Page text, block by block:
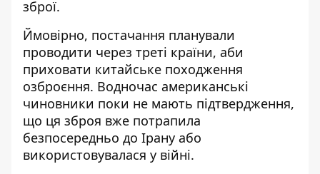
зброї.
Ймовірно, постачання планували
проводити через треті країни, аби
приховати китайське походження
озброєння. Водночас американські
чиновники поки не мають підтвердження,
що ця зброя вже потрапила
безпосередньо до Ірану або
використовувалася у війні.